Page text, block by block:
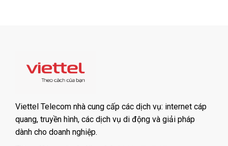
Viettel Telecom nhà cung cấp các dịch vụ: internet cáp
quang, truyền hình, các dịch vụ di động và giải pháp
dành cho doanh nghiệp.